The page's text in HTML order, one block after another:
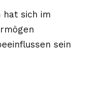
hat sich im
sein